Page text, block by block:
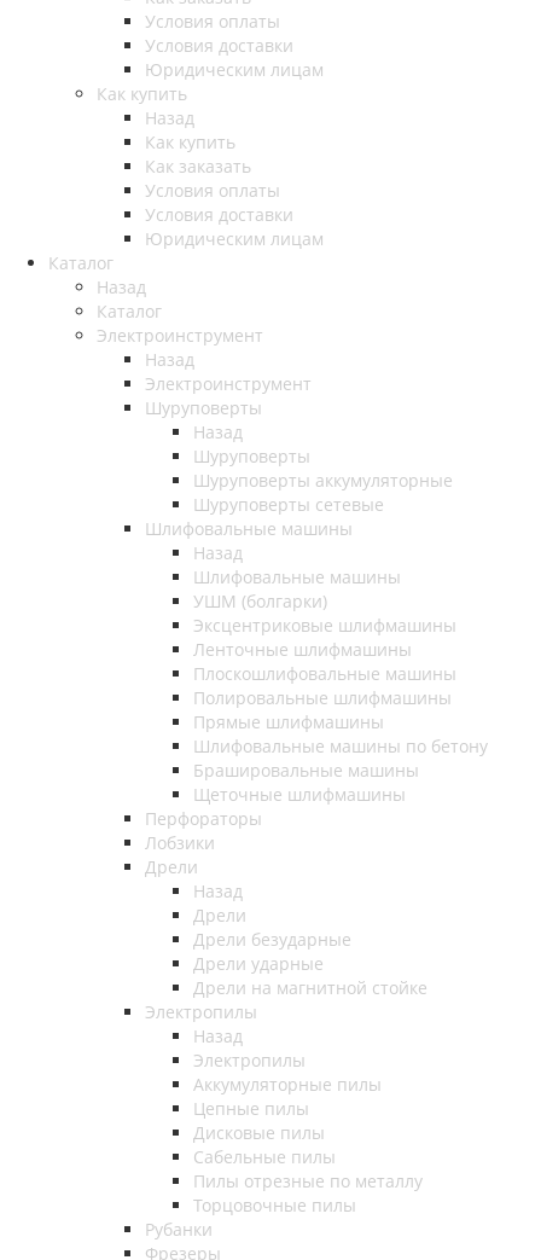
Условия оплаты
Условия доставки
Юридическим лицам
Как купить
Назад
Как купить
Как заказать
Условия оплаты
Условия доставки
Юридическим лицам
Каталог
Назад
Каталог
Электроинструмент
Назад
Электроинструмент
Шуруповерты
Назад
Шуруповерты
Шуруповерты аккумуляторные
Шуруповерты сетевые
Шлифовальные машины
Назад
Шлифовальные машины
УШМ (болгарки)
Эксцентриковые шлифмашины
Ленточные шлифмашины
Плоскошлифовальные машины
Полировальные шлифмашины
Прямые шлифмашины
Шлифовальные машины по бетону
Брашировальные машины
Щеточные шлифмашины
Перфораторы
Лобзики
Дрели
Назад
Дрели
Дрели безударные
Дрели ударные
Дрели на магнитной стойке
Электропилы
Назад
Электропилы
Аккумуляторные пилы
Цепные пилы
Дисковые пилы
Сабельные пилы
Пилы отрезные по металлу
Торцовочные пилы
Рубанки
Фрезеры